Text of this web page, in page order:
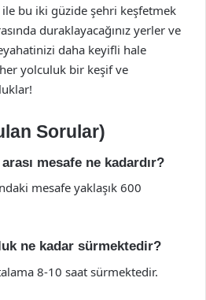
bu iki güzide şehri keşfetmek
duraklayacağınız yerler ve
daha keyifli hale
yolculuk bir keşif ve
Sorular)
mesafe ne kadardır?
mesafe yaklaşık 600
ne kadar sürmektedir?
8-10 saat sürmektedir.